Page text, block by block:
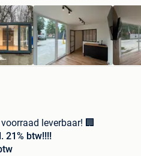
leverbaar! 🏢
21% btw!!!!